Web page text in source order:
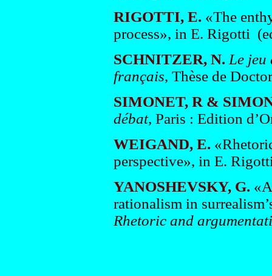
RIGOTTI, E. «The
process», in E. Rigotti
SCHNITZER, N. Le jeu
français, Thèse de
SIMONET, R &
débat, Paris : Edition
WEIGAND, E.
perspective», in E.
YANOSHEVSKY, G.
rationalism in
Rhetoric and